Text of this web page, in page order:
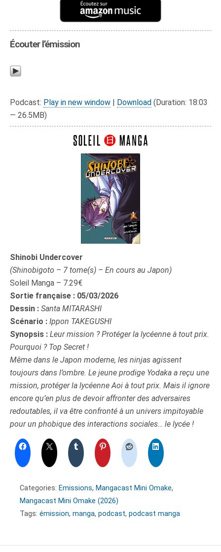
Écouter l’émission
Podcast: Play in new window Download (Duration: 18:03
— 26.5MB)
Shinobi Undercover
(Shinobigoto – 7 tome(s) – En cours au Japon)
Soleil Manga – 7.29€
Sortie française : 05/03/2026
Dessin : Santa MITARASHI
Scénario : Ippon TAKEGUSHI
Synopsis : Leur mission ? Protéger la lycéenne à tout prix.
Pourquoi ? Top Secret !
Même dans le Japon moderne, les ninjas agissent
toujours dans l’ombre. Le jeune prodige Yodaka a reçu une
mission, protéger la lycéenne Aoi à tout prix. Mais il ignore
encore qu’en plus de devoir affronter des adversaires
redoutables, il va être confronté à un univers impitoyable
pour un phobique des interactions sociales… le lycée !
Categories: Emissions, Mangacast Mini Omake,
Mangacast Mini Omake (2026)
Tags: émission, manga, podcast, podcast manga